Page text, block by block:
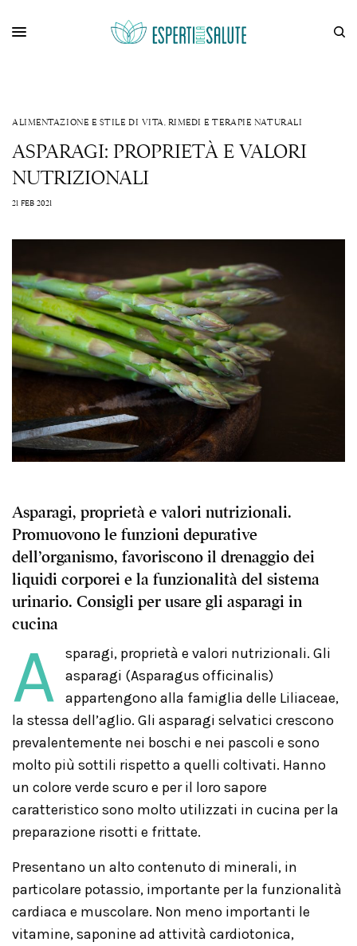
ALIMENTAZIONE E STILE DI VITA, RIMEDI E TERAPIE NATURALI
ASPARAGI: PROPRIETÀ E VALORI
NUTRIZIONALI
21 FEB 2021
Asparagi, proprietà e valori nutrizionali.
Promuovono le funzioni depurative
dell’organismo, favoriscono il drenaggio dei
liquidi corporei e la funzionalità del sistema
urinario. Consigli per usare gli asparagi in
cucina
A
sparagi, proprietà e valori nutrizionali. Gli
asparagi (Asparagus officinalis)
appartengono alla famiglia delle Liliaceae,
la stessa dell’aglio. Gli asparagi selvatici crescono
prevalentemente nei boschi e nei pascoli e sono
molto più sottili rispetto a quelli coltivati. Hanno
un colore verde scuro e per il loro sapore
caratteristico sono molto utilizzati in cucina per la
preparazione risotti e frittate.
Presentano un alto contenuto di minerali, in
particolare potassio, importante per la funzionalità
cardiaca e muscolare. Non meno importanti le
vitamine, saponine ad attività cardiotonica,